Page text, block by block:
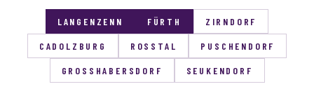
LANGENZENN FÜRTH ZIRNDORF
CADOLZBURG ROSSTAL PUSCHENDORF
GROSSHABERSDORF SEUKENDORF